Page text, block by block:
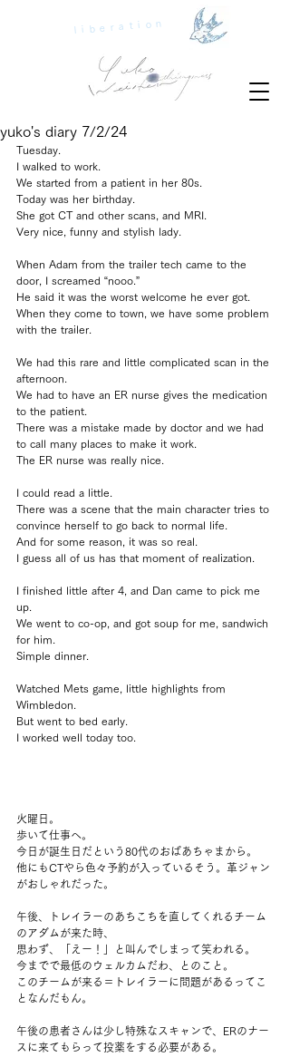
liberation
yuko's diary 7/2/24
Tuesday.
I walked to work.
We started from a patient in her 80s.
Today was her birthday.
She got CT and other scans, and MRI.
Very nice, funny and stylish lady.
When Adam from the trailer tech came to the
door, I screamed “nooo.”
He said it was the worst welcome he ever got.
When they come to town, we have some problem
with the trailer.
We had this rare and little complicated scan in the
afternoon.
We had to have an ER nurse gives the medication
to the patient.
There was a mistake made by doctor and we had
to call many places to make it work.
The ER nurse was really nice.
I could read a little.
There was a scene that the main character tries to
convince herself to go back to normal life.
And for some reason, it was so real.
I guess all of us has that moment of realization.
I finished little after 4, and Dan came to pick me
up.
We went to co-op, and got soup for me, sandwich
for him.
Simple dinner.
Watched Mets game, little highlights from
Wimbledon.
But went to bed early.
I worked well today too.
火曜日。
歩いて仕事へ。
今日が誕生日だという80代のおばあちゃまから。
他にもCTやら色々予約が入っているそう。革ジャン
がおしゃれだった。
午後、トレイラーのあちこちを直してくれるチーム
のアダムが来た時、
思わず、「えー！」と叫んでしまって笑われる。
今までで最低のウェルカムだわ、とのこと。
このチームが来る＝トレイラーに問題があるってこ
となんだもん。
午後の患者さんは少し特殊なスキャンで、ERのナー
スに来てもらって投薬をする必要がある。